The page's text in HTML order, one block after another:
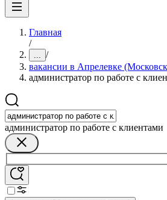
Главная
/
... /
вакансии в Апрелевке
администратор по работе с
администратор по работе с клиентами